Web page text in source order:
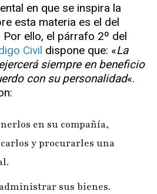
en que se inspira la
esta materia es el del
ello, el párrafo 2º del
Civil dispone que: «La
siempre en beneficio
con su personalidad«.
en su compañía,
y procurarles una
sus bienes.